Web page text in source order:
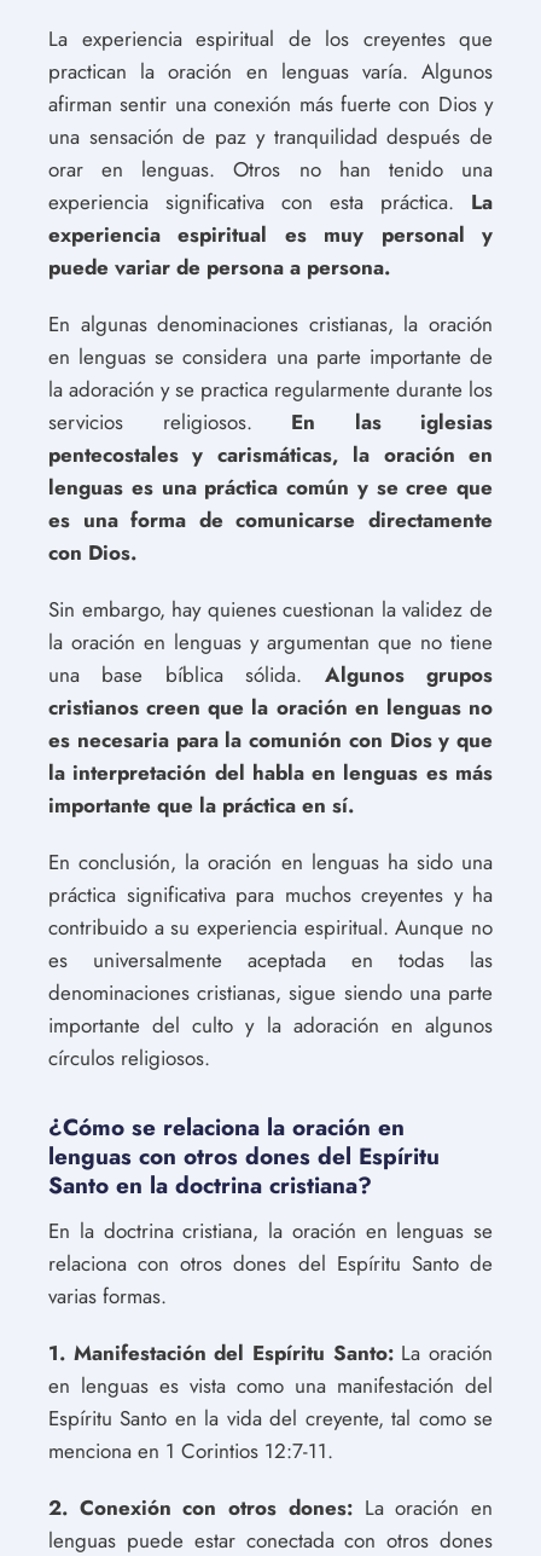
La experiencia espiritual de los creyentes que
practican la oración en lenguas varía. Algunos
afirman sentir una conexión más fuerte con Dios y
una sensación de paz y tranquilidad después de
orar en lenguas. Otros no han tenido una
experiencia significativa con esta práctica. La
experiencia espiritual es muy personal y
puede variar de persona a persona.
En algunas denominaciones cristianas, la oración
en lenguas se considera una parte importante de
la adoración y se practica regularmente durante los
servicios religiosos. En las iglesias
pentecostales y carismáticas, la oración en
lenguas es una práctica común y se cree que
es una forma de comunicarse directamente
con Dios.
Sin embargo, hay quienes cuestionan la validez de
la oración en lenguas y argumentan que no tiene
una base bíblica sólida. Algunos grupos
cristianos creen que la oración en lenguas no
es necesaria para la comunión con Dios y que
la interpretación del habla en lenguas es más
importante que la práctica en sí.
En conclusión, la oración en lenguas ha sido una
práctica significativa para muchos creyentes y ha
contribuido a su experiencia espiritual. Aunque no
es universalmente aceptada en todas las
denominaciones cristianas, sigue siendo una parte
importante del culto y la adoración en algunos
círculos religiosos.
¿Cómo se relaciona la oración en
lenguas con otros dones del Espíritu
Santo en la doctrina cristiana?
En la doctrina cristiana, la oración en lenguas se
relaciona con otros dones del Espíritu Santo de
varias formas.
1. Manifestación del Espíritu Santo:La oración
en lenguas es vista como una manifestación del
Espíritu Santo en la vida del creyente, tal como se
menciona en 1 Corintios 12:7-11.
2. Conexión con otros dones:La oración en
lenguas puede estar conectada con otros dones